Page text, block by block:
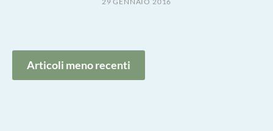
Navigazione
articoli
Articoli meno recenti